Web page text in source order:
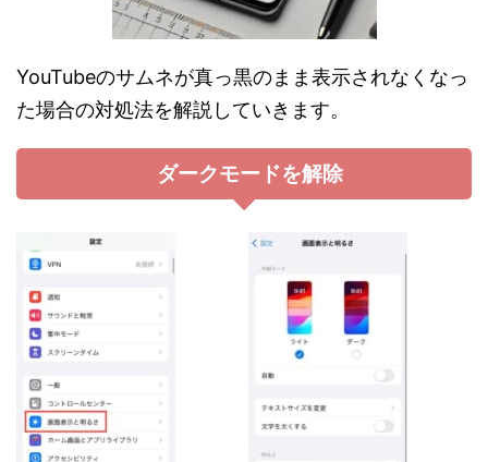
YouTubeのサムネが真っ黒のまま表示されなくなっ
た場合の対処法を解説していきます。
ダークモードを解除